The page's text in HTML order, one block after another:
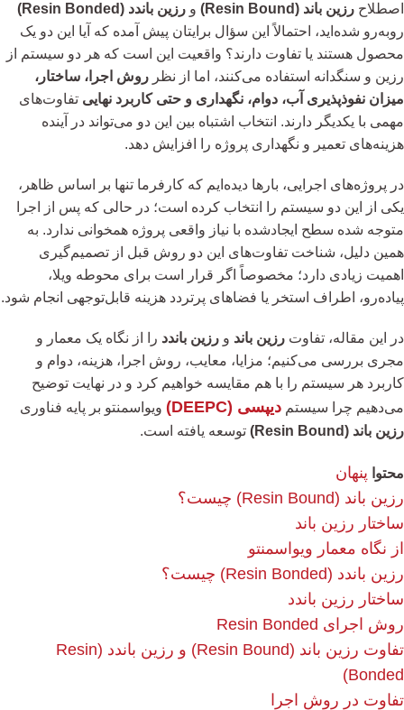
اصطلاح رزین باند (Resin Bound) و رزین باندد (Resin Bonded)
روبه‌رو شده‌اید، احتمالاً این سؤال برایتان پیش آمده که آیا این دو یک
محصول هستند یا تفاوت دارند؟ واقعیت این است که هر دو سیستم از
رزین و سنگدانه استفاده می‌کنند، اما از نظر روش اجرا، ساختار،
میزان نفوذپذیری آب، دوام، نگهداری و حتی کاربرد نهایی تفاوت‌های
مهمی با یکدیگر دارند. انتخاب اشتباه بین این دو می‌تواند در آینده
هزینه‌های تعمیر و نگهداری پروژه را افزایش دهد.
در پروژه‌های اجرایی، بارها دیده‌ایم که کارفرما تنها بر اساس ظاهر،
یکی از این دو سیستم را انتخاب کرده است؛ در حالی که پس از اجرا
متوجه شده سطح ایجادشده با نیاز واقعی پروژه همخوانی ندارد. به
همین دلیل، شناخت تفاوت‌های این دو روش قبل از تصمیم‌گیری
اهمیت زیادی دارد؛ مخصوصاً اگر قرار است برای محوطه ویلا،
پیاده‌رو، اطراف استخر یا فضاهای پرتردد هزینه قابل‌توجهی انجام شود.
در این مقاله، تفاوت رزین باند و رزین باندد را از نگاه یک معمار و
مجری بررسی می‌کنیم؛ مزایا، معایب، روش اجرا، هزینه، دوام و
کاربرد هر سیستم را با هم مقایسه خواهیم کرد و در نهایت توضیح
می‌دهیم چرا سیستم دیپسی (DEEPC)
ویواسمنتو بر پایه فناوری
رزین باند (Resin Bound)
توسعه یافته است.
محتوا پنهان
رزین باند (Resin Bound) چیست؟
ساختار رزین باند
از نگاه معمار ویواسمنتو
رزین باندد (Resin Bonded) چیست؟
ساختار رزین باندد
روش اجرای Resin Bonded
تفاوت رزین باند (Resin Bound) و رزین باندد (Resin
Bonded)
تفاوت در روش اجرا